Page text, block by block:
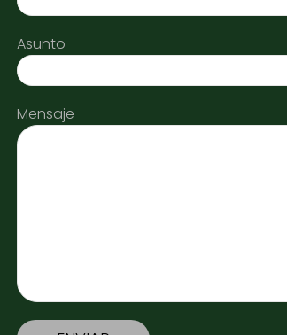
Asunto
Mensaje